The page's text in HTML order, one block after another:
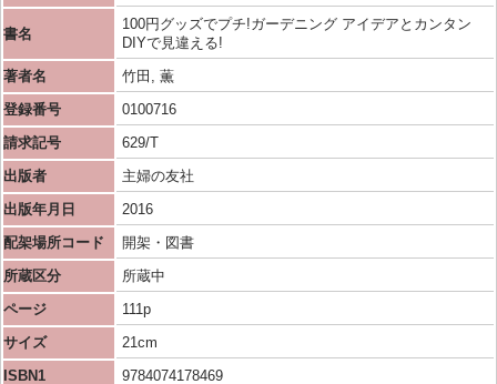
書名
100円グッズでプチ!ガーデニング アイデアとカンタン
DIYで見違える!
著者名
竹田, 薫
登録番号
0100716
請求記号
629/T
出版者
主婦の友社
出版年月日
2016
配架場所コード
開架・図書
所蔵区分
所蔵中
ページ
111p
サイズ
21cm
ISBN1
9784074178469